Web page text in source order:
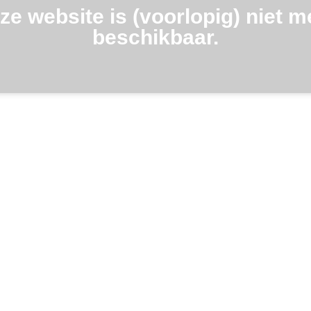
website is (voorlopig) niet
beschikbaar.